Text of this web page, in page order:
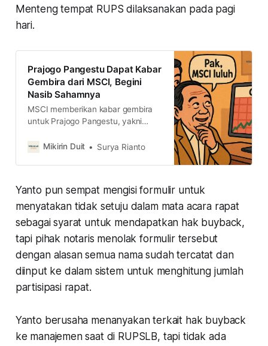
Menteng tempat RUPS dilaksanakan pada pagi
hari.
Prajogo Pangestu Dapat Kabar
Gembira dari MSCI, Begini
Nasib Sahamnya
MSCI memberikan kabar gembira
untuk Prajogo Pangestu, yakni
dikecualikan lagi dalam perhitungan
Mikirin Duit Surya Rianto
Yanto pun sempat mengisi formulir untuk
menyatakan tidak setuju dalam mata acara rapat
sebagai syarat untuk mendapatkan hak buyback,
tapi pihak notaris menolak formulir tersebut
dengan alasan semua nama sudah tercatat dan
diinput ke dalam sistem untuk menghitung jumlah
partisipasi rapat.
Yanto berusaha menanyakan terkait hak buyback
ke manajemen saat di RUPSLB, tapi tidak ada